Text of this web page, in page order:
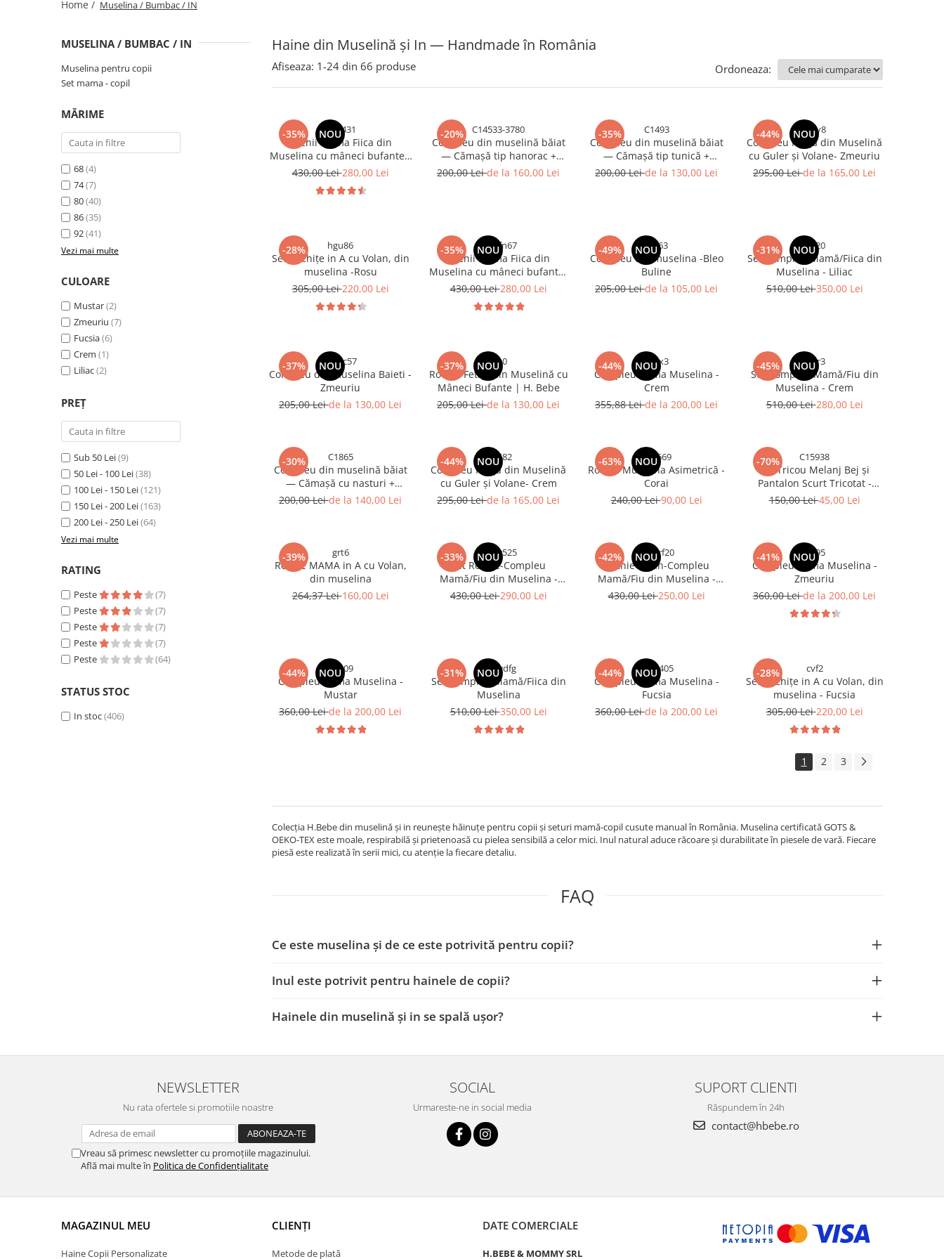
Home / Muselina / Bumbac / IN
Haine din Muselină și In — Handmade în România
MUSELINA / BUMBAC / IN
Muselina pentru copii
Set mama - copil
MĂRIME
68(4)
74(7)
80(40)
86(35)
92(41)
Vezi mai multe
CULOARE
Mustar(2)
Zmeuriu (7)
Fucsia(6)
Crem (1)
Liliac(2)
PREȚ
Sub 50 Lei(9)
50 Lei - 100 Lei(38)
100 Lei - 150 Lei(121)
150 Lei - 200 Lei(163)
200 Lei - 250 Lei(64)
Vezi mai multe
RATING
Peste
(7)
Peste
(7)
Peste
(7)
Peste
(7)
Peste
(64)
STATUS STOC
In stoc(406)
Afiseaza: 1-24 din 66 produse Ordoneaza:
-35% NOU
tfh6431
Rochii Mama Fiica din
Muselina cu mâneci bufante -
Zmeuriu
430,00 Lei280,00 Lei
-20% C14533-3780
Compleu din muselină băiat
— Cămașă tip hanorac +
Pantalon |Albastru| H. Bebe
200,00 Leide la 160,00 Lei
-35% C1493
Compleu din muselină băiat
— Cămașă tip tunică +
Pantalon | Albastru | H. Bebe
200,00 Leide la 130,00 Lei
-44% NOUbi6y8
Compleu Fetiță din Muselină
cu Guler și Volane- Zmeuriu
295,00 Leide la 165,00 Lei
-28% hgu86
Set Rochițe in A cu Volan, din
muselina -Rosu
305,00 Lei220,00 Lei
-35% NOU
ghgtfn67
Rochii Mama Fiica din
Muselina cu mâneci bufante-
Fucsia
430,00 Lei280,00 Lei
-49% NOU
gfh63
Compleu din muselina -Bleo
Buline
205,00 Leide la 105,00 Lei
-31% NOUlil020
Set Compleu Mamă/Fiica din
Muselina - Liliac
510,00 Lei350,00 Lei
-37% NOU
vdfvc57
Compleu din muselina Baieti -
Zmeuriu
205,00 Leide la 130,00 Lei
-37% NOUsss0
Rochie Fetița din Muselină cu
Mâneci Bufante | H. Bebe
205,00 Leide la 130,00 Lei
-44% NOU
dcsx3
Compleu Dama Muselina -
Crem
355,88 Leide la 200,00 Lei
-45% NOUrffrr3
Set Compleu Mamă/Fiu din
Muselina - Crem
510,00 Lei280,00 Lei
-30% C1865
Compleu din muselină băiat
— Cămașă cu nasturi +
Pantalon | Albastru| H. Bebe
200,00 Leide la 140,00 Lei
-44% NOU
bi6582
Compleu Fetiță din Muselină
cu Guler și Volane- Crem
295,00 Leide la 165,00 Lei
-63% NOU
367669
Rochie Muselina Asimetrică -
Corai
240,00 Lei90,00 Lei
-70% C15938
Set Tricou Melanj Bej și
Pantalon Scurt Tricotat -
Dungi Maro Alb
150,00 Lei45,00 Lei
-39% grt6
Rochie MAMA in A cu Volan,
din muselina
264,37 Lei160,00 Lei
-33% NOU
dfgvr525
Set Rochie-Compleu
Mamă/Fiu din Muselina -
Zmeuriu
430,00 Lei290,00 Lei
-42% NOU
dfgdrf20
Rochie Volan-Compleu
Mamă/Fiu din Muselina -
Zmeuriu
430,00 Lei250,00 Lei
-41% NOUrt595
Compleu Dama Muselina -
Zmeuriu
360,00 Leide la 200,00 Lei
-44% NOU
tgtr09
Compleu Dama Muselina -
Mustar
360,00 Leide la 200,00 Lei
-31% NOU
qsdwdfg
Set Compleu Mamă/Fiica din
Muselina
510,00 Lei350,00 Lei
-44% NOU
zax2405
Compleu Dama Muselina -
Fucsia
360,00 Leide la 200,00 Lei
-28% cvf2
Set Rochițe in A cu Volan, din
muselina - Fucsia
305,00 Lei220,00 Lei
1 2 3
Colecția H.Bebe din muselină și in reunește hăinuțe pentru copii și seturi mamă-copil cusute manual în România. Muselina certificată GOTS &
OEKO-TEX este moale, respirabilă și prietenoasă cu pielea sensibilă a celor mici. Inul natural aduce răcoare și durabilitate în piesele de vară. Fiecare
piesă este realizată în serii mici, cu atenție la fiecare detaliu.
FAQ
Ce este muselina și de ce este potrivită pentru copii?
Inul este potrivit pentru hainele de copii?
Hainele din muselină și in se spală ușor?
NEWSLETTER
Nu rata ofertele si promotiile noastre
Vreau să primesc newsletter cu promoțiile magazinului.
Află mai multe în Politica de Confidențialitate
SOCIAL
Urmareste-ne in social media
SUPORT CLIENTI
Răspundem în 24h
contact@hbebe.ro
MAGAZINUL MEU
Haine Copii Personalizate
CLIENȚI
Metode de plată
DATE COMERCIALE
H.BEBE & MOMMY SRL